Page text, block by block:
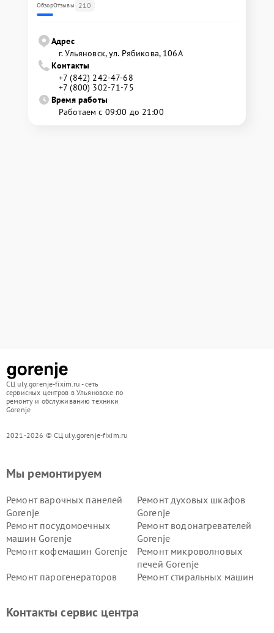
ОбзорОтзывы 210
Адрес
г. Ульяновск, ул. Рябикова, 106А
Контакты
+7 (842) 242-47-68
+7 (800) 302-71-75
Время работы
Работаем с 09:00 до 21:00
СЦ uly.gorenje-fixim.ru - сеть
сервисных центров в Ульяновске по
ремонту и обслуживанию техники
Gorenje
2021-2026 © СЦ uly.gorenje-fixim.ru
Мы ремонтируем
Ремонт варочных панелей
Gorenje
Ремонт духовых шкафов
Gorenje
Ремонт посудомоечных
машин Gorenje
Ремонт водонагревателей
Gorenje
Ремонт кофемашин Gorenje
Ремонт микроволновых
печей Gorenje
Ремонт парогенераторов
Ремонт стиральных машин
Контакты сервис центра